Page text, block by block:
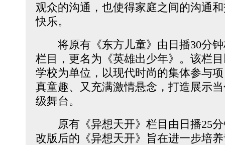
观众的沟通，也使得家庭之间的沟通
快乐。
将原有《东方儿童》由日播30分钟
栏目，更名为《英雄出少年》。该栏
学校为单位，以现代时尚的集体参与
真童趣、又充满激情悬念，打造展示
级舞台。
原有《异想天开》栏目由日播25分
改版后的《异想天开》旨在进一步培